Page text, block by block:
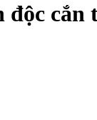
độc cắn